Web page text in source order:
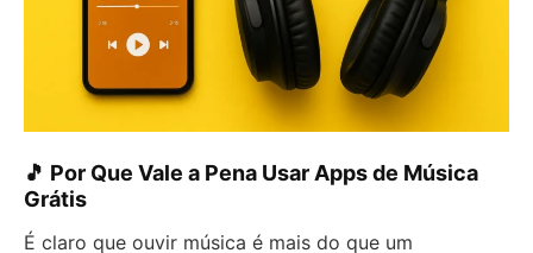
🎵 Por Que Vale a Pena Usar Apps de Música
Grátis
É claro que ouvir música é mais do que um